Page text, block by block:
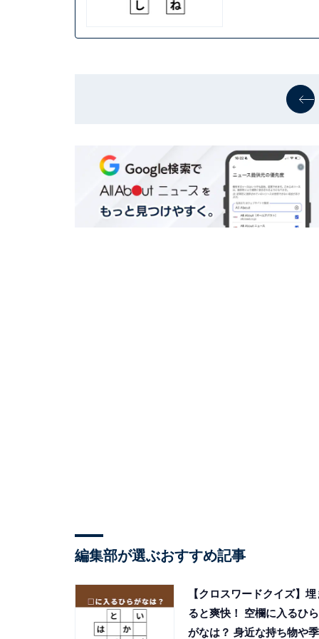
編集部が選ぶおすすめ記事
【クロスワードクイズ】埋
ると爽快！ 空欄に入るひら
がなは？ 身近な持ち物や季